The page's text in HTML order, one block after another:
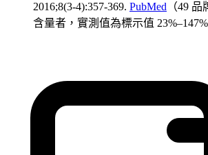
2016;8(3-4):357-369. PubMed （49
含量者，實測值為標示值 23%–147%